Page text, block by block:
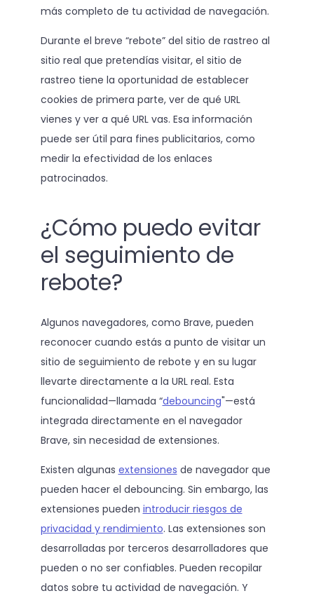
más completo de tu actividad de navegación.
Durante el breve “rebote” del sitio de rastreo al
sitio real que pretendías visitar, el sitio de
rastreo tiene la oportunidad de establecer
cookies de primera parte, ver de qué URL
vienes y ver a qué URL vas. Esa información
puede ser útil para fines publicitarios, como
medir la efectividad de los enlaces
patrocinados.
¿Cómo puedo evitar
el seguimiento de
rebote?
Algunos navegadores, como Brave, pueden
reconocer cuando estás a punto de visitar un
sitio de seguimiento de rebote y en su lugar
llevarte directamente a la URL real. Esta
funcionalidad—llamada “debouncing"—está
integrada directamente en el navegador
Brave, sin necesidad de extensiones.
Existen algunas extensiones de navegador que
pueden hacer el debouncing. Sin embargo, las
extensiones pueden introducir riesgos de
privacidad y rendimiento. Las extensiones son
desarrolladas por terceros desarrolladores que
pueden o no ser confiables. Pueden recopilar
datos sobre tu actividad de navegación. Y